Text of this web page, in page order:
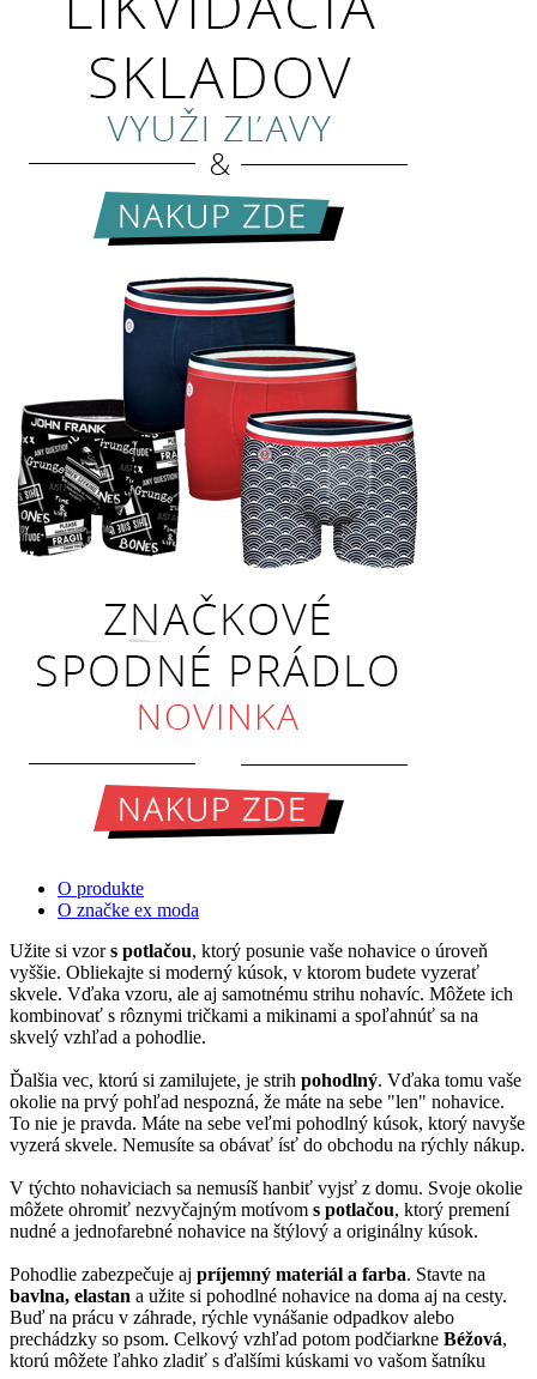
O produkte
O značke ex moda
Užite si vzors potlačou, ktorý posunie vaše nohavice o úroveň
vyššie. Obliekajte si moderný kúsok, v ktorom budete vyzerať
skvele. Vďaka vzoru, ale aj samotnému strihu nohavíc. Môžete ich
kombinovať s rôznymi tričkami a mikinami a spoľahnúť sa na
skvelý vzhľad a pohodlie.
Ďalšia vec, ktorú si zamilujete, je strih pohodlný. Vďaka tomu vaše
okolie na prvý pohľad nespozná, že máte na sebe "len" nohavice.
To nie je pravda. Máte na sebe veľmi pohodlný kúsok, ktorý navyše
vyzerá skvele. Nemusíte sa obávať ísť do obchodu na rýchly nákup.
V týchto nohaviciach sa nemusíš hanbiť vyjsť z domu. Svoje okolie
môžete ohromiť nezvyčajným motívom s potlačou, ktorý premení
nudné a jednofarebné nohavice na štýlový a originálny kúsok.
Pohodlie zabezpečuje aj príjemný materiál a farba. Stavte na
bavlna, elastan a užite si pohodlné nohavice na doma aj na cesty.
Buď na prácu v záhrade, rýchle vynášanie odpadkov alebo
prechádzky so psom. Celkový vzhľad potom podčiarkne Béžová,
ktorú môžete ľahko zladiť s ďalšími kúskami vo vašom šatníku